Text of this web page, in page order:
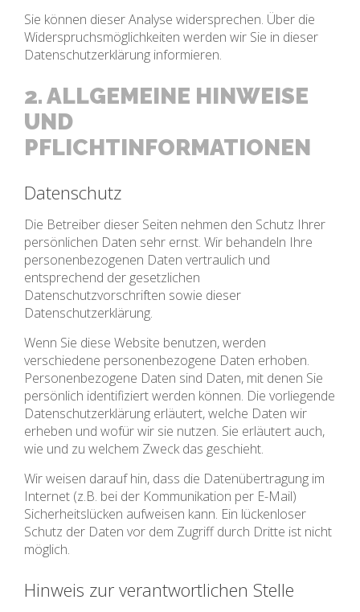
Sie können dieser Analyse widersprechen. Über die
Widerspruchsmöglichkeiten werden wir Sie in dieser
Datenschutzerklärung informieren.
2. ALLGEMEINE HINWEISE
UND
PFLICHTINFORMATIONEN
Datenschutz
Die Betreiber dieser Seiten nehmen den Schutz Ihrer
persönlichen Daten sehr ernst. Wir behandeln Ihre
personenbezogenen Daten vertraulich und
entsprechend der gesetzlichen
Datenschutzvorschriften sowie dieser
Datenschutzerklärung.
Wenn Sie diese Website benutzen, werden
verschiedene personenbezogene Daten erhoben.
Personenbezogene Daten sind Daten, mit denen Sie
persönlich identifiziert werden können. Die vorliegende
Datenschutzerklärung erläutert, welche Daten wir
erheben und wofür wir sie nutzen. Sie erläutert auch,
wie und zu welchem Zweck das geschieht.
Wir weisen darauf hin, dass die Datenübertragung im
Internet (z.B. bei der Kommunikation per E-Mail)
Sicherheitslücken aufweisen kann. Ein lückenloser
Schutz der Daten vor dem Zugriff durch Dritte ist nicht
möglich.
Hinweis zur verantwortlichen Stelle